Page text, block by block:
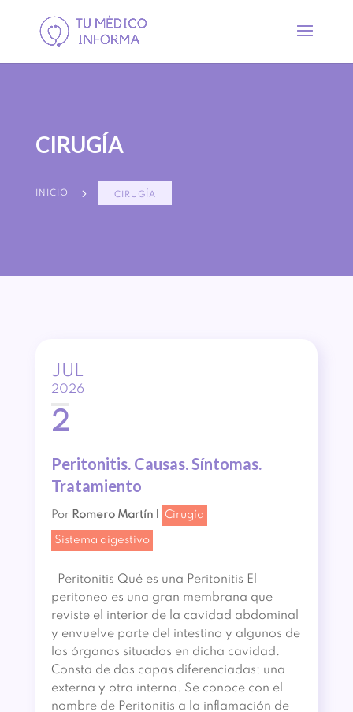
CIRUGÍA
INICIO 5 CIRUGÍA
JUL
2026
2
Peritonitis. Causas. Síntomas.
Tratamiento
Por Romero Martín| Cirugía
Sistema digestivo
Peritonitis Qué es una Peritonitis El
peritoneo es una gran membrana que
reviste el interior de la cavidad abdominal
y envuelve parte del intestino y algunos de
los órganos situados en dicha cavidad.
Consta de dos capas diferenciadas; una
externa y otra interna. Se conoce con el
nombre de Peritonitis a la inflamación de